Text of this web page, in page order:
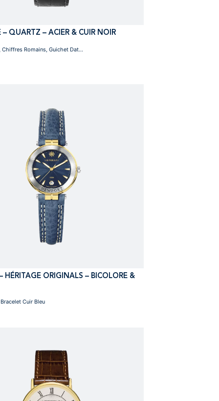
– QUARTZ – ACIER & CUIR NOIR
Chiffres Romains, Guichet Dat...
HÉRITAGE ORIGINALS – BICOLORE &
Cuir Bleu